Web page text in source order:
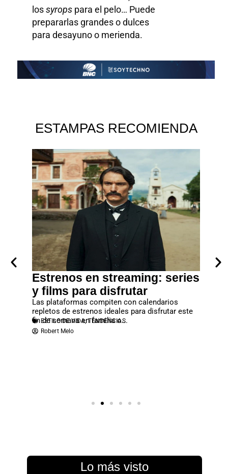
lossyrops para el pelo… Puede
prepararlas grandes o dulces
para desayuno o merienda.
ESTAMPAS RECOMIENDA
Estrenos en streaming: series
y films para disfrutar
Las plataformas compiten con calendarios
repletos de estrenos ideales para disfrutar este
fin de semana en familia o...
ESTILO DE VIDA,TENDENCIAS
Robert Melo
Lo más visto